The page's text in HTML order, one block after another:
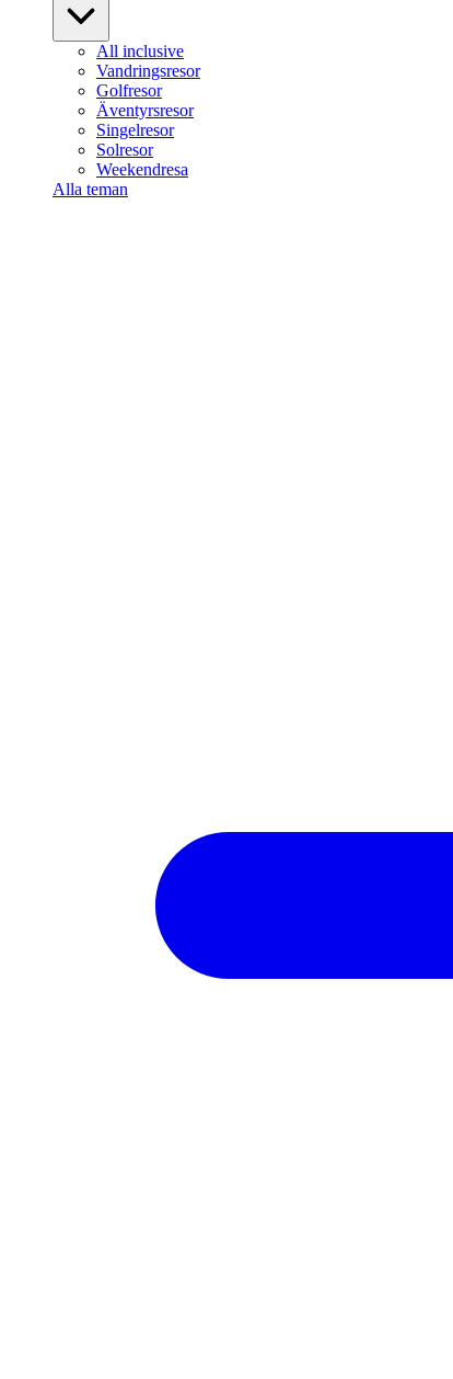
All inclusive
Vandringsresor
Golfresor
Äventyrsresor
Singelresor
Solresor
Weekendresa
Alla teman